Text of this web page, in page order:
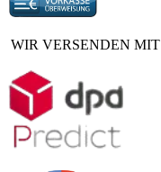
WIR VERSENDEN MIT